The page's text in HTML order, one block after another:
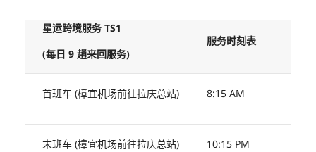
星运跨境服务 TS1
(每日 9 趟来回服务)
服务时刻表
首班车 (樟宜机场前往拉庆总站) 8:15 AM
末班车 (樟宜机场前往拉庆总站) 10:15 PM